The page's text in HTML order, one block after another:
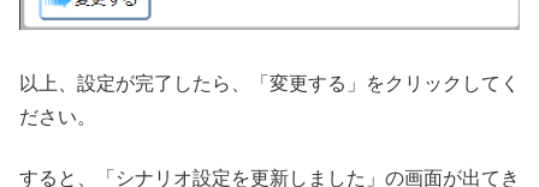
以上、設定が完了したら、「変更する」をクリックしてく
ださい。
すると、「シナリオ設定を更新しました」の画面が出てき